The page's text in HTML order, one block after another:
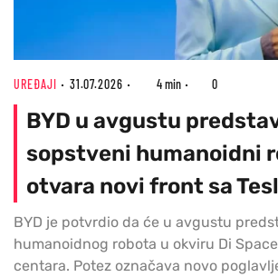
UREĐAJI 31.07.2026 4 min 0
BYD u avgustu
sopstveni humanoidni
otvara novi front sa
BYD je potvrdio da će u avgustu
humanoidnog robota u okviru Di
centara. Potez označava novo